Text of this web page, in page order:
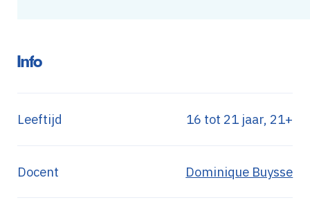
Info
Leeftijd 16 tot 21 jaar, 21+
Docent Dominique Buysse